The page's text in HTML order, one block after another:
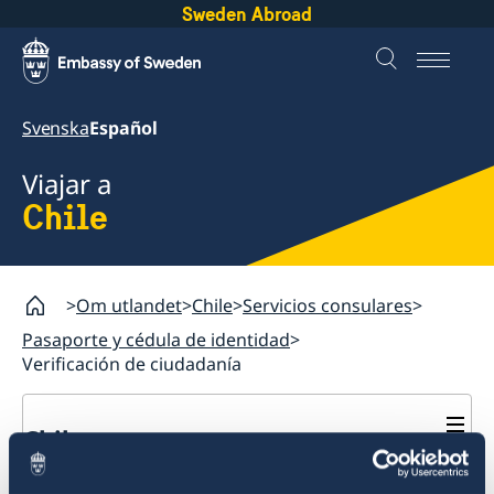
Sweden Abroad
SvenskaEspañol
Viajar a
Chile
Om utlandet Chile Servicios consulares
Pasaporte y cédula de identidad
Verificación de ciudadanía
Chile
Servicios consulares